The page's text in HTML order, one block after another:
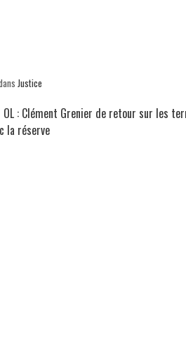
Justice
OL : Clément Grenier de retour sur les
la réserve